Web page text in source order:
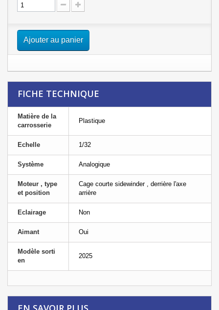
Ajouter au panier
FICHE TECHNIQUE
Matière de la
carrosserie
Plastique
Echelle 1/32
Système Analogique
Moteur , type
et position
Cage courte sidewinder , derrière l'axe
arrière
Eclairage Non
Aimant Oui
Modèle sorti
en
2025